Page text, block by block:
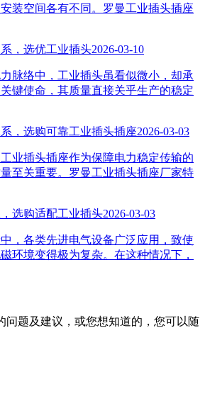
装空间各有不同。罗曼工业插头插座
，选优工业插头2026-03-10
脉络中，工业插头虽看似微小，却承
键使命，其质量直接关乎生产的稳定
，选购可靠工业插头插座2026-03-03
业插头插座作为保障电力稳定传输的
至关重要。罗曼工业插头插座厂家特
选购适配工业插头2026-03-03
，各类先进电气设备广泛应用，致使
环境变得极为复杂。在这种情况下，
问题及建议，或您想知道的，您可以随